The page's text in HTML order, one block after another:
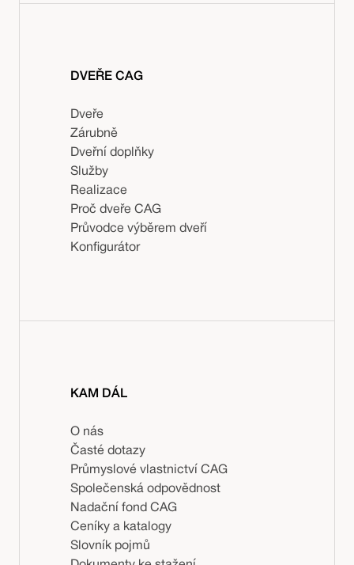
DVEŘE CAG
Dveře
Zárubně
Dveřní doplňky
Služby
Realizace
Proč dveře CAG
Průvodce výběrem dveří
Konfigurátor
KAM DÁL
O nás
Časté dotazy
Průmyslové vlastnictví CAG
Společenská odpovědnost
Nadační fond CAG
Ceníky a katalogy
Slovník pojmů